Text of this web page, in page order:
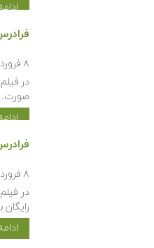
۸ فروردین ۱۳۹۴
در
۸ فروردین ۱۳۹۴
در